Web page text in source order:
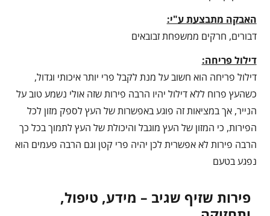
האבקה מתבצעת ע"י:
דבורים, חרקים ממשפחת זבובאים
דילול פריחה:
דילול פריחה הוא חשוב על מנת לקבל פרי יותר איכותי וגדול,
כשהעץ פרוח ללא דילול יהיו הרבה פירות שזה אולי נשמע טוב על
הנייר, אך במציאות זה פוגע באפשרות של העץ לספק מזון לכל
הפירות, כי המזון של העץ מוגבל והיכולת של העץ לתמוך בכל כך
הרבה פירות לא אפשרית לכן יהיה פרי קטן וגם הרבה פעמים הוא
נפגע בטעם
פירות שזיף שגיב – מידע, טיפול,